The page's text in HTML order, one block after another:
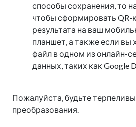
способы сохранения, то
чтобы сформировать QR-
результата на ваш
планшет, а также если вы
файл в одном из онлайн-
данных, таких как Google
Пожалуйста, будьте
преобразования.